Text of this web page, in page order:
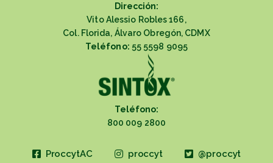
Dirección:
Vito Alessio Robles 166,
Col. Florida, Álvaro Obregón, CDMX
Teléfono: 55 5598 9095
Teléfono:
800 009 2800
ProccytAC proccyt @proccyt